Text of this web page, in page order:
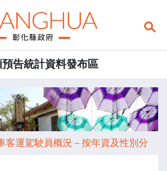
告統計資料發布區
客運駕駛員概況－按年資及性別分